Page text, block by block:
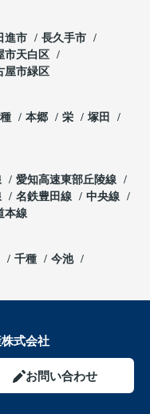
進市
長久手市
市天白区
屋市緑区
本郷 栄
塚田
愛知高速東部丘陵線
名鉄豊田線
中央線
本線
千種
今池
式会社
お問い合わせ